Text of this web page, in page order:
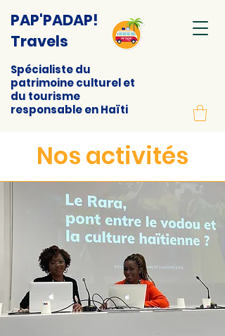
PAP'PADAP!
Travels
Spécialiste du
patrimoine culturel et
du tourisme
responsable en Haïti
Nos activités